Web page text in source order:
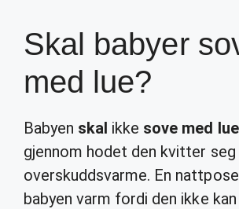
Skal babyer
med lue?
Babyen skal ikke sove med lue
gjennom hodet den kvitter seg
overskuddsvarme. En
babyen varm fordi den ikke